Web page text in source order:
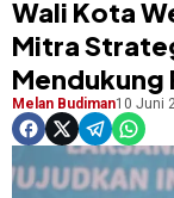
Wali Kota
Mitra
Mendukung
Melan Budiman10 Juni